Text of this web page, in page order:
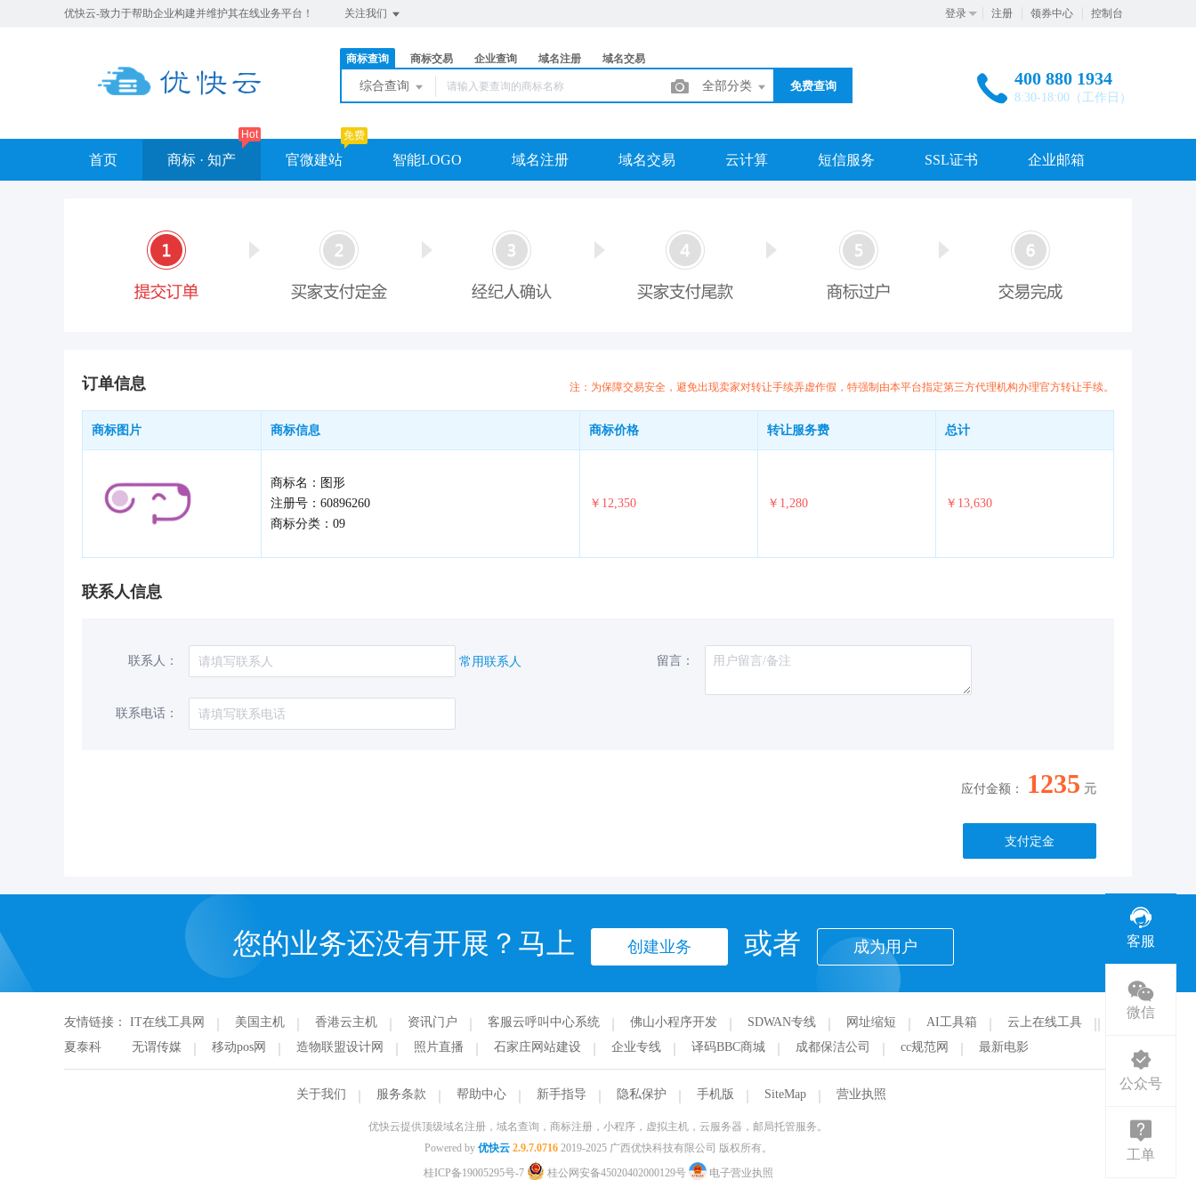
优快云-致力于帮助企业构建并维护其在线业务平台！ 关注我们 登录 注册 领券中心 控制台
商标查询 商标交易 企业查询 域名注册 域名交易
综合查询 全部分类 免费查询 400 880 1934
8:30-18:00（工作日）
首页 商标 · 知产
Hot
官微建站
免费
智能LOGO 域名注册 域名交易 云计算 短信服务 SSL证书 企业邮箱
订单信息 注：为保障交易安全，避免出现卖家对转让手续弄虚作假，特强制由本平台指定第三方代理机构办理官方转让手续。
商标图片 商标信息 商标价格 转让服务费 总计
商标名：图形
注册号：60896260
商标分类：09
￥12,350 ￥1,280 ￥13,630
联系人信息
联系人： 常用联系人
联系电话：
留言：
应付金额： 1235 元
支付定金
您的业务还没有开展？马上 创建业务 或者 成为用户
友情链接： IT在线工具网 美国主机 香港云主机 资讯门户 客服云呼叫中心系统 佛山小程序开发 SDWAN专线 网址缩短 AI工具箱 云上在线工具
夏泰科
无谓传媒 移动pos网 造物联盟设计网 照片直播 石家庄网站建设 企业专线 译码BBC商城 成都保洁公司 cc规范网 最新电影
关于我们 服务条款 帮助中心 新手指导 隐私保护 手机版 SiteMap 营业执照
优快云提供顶级域名注册，域名查询，商标注册，小程序，虚拟主机，云服务器，邮局托管服务。
Powered by 优快云 2.9.7.07162019-2025 广西优快科技有限公司 版权所有。
桂ICP备19005295号-7
桂公网安备45020402000129号 电子营业执照
客服
微信
公众号
工单